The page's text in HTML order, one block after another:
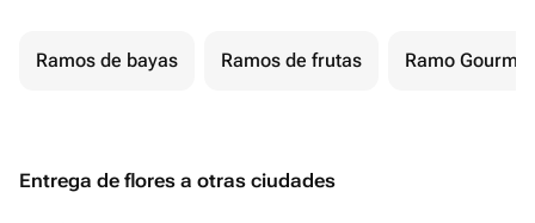
Ramos de bayas Ramos de frutas Ramo Gourmet
Entrega de flores a otras ciudades